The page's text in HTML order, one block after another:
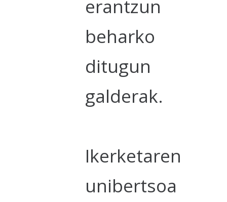
erantzun
beharko
ditugun
galderak.
Ikerketaren
unibertsoa